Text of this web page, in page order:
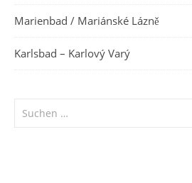
Marienbad / Mariánské Lázně
Karlsbad – Karlový Varý